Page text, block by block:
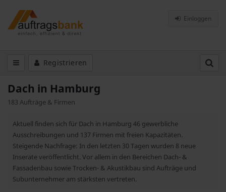
Einloggen
Registrieren
Dach in Hamburg
183 Aufträge & Firmen
Aktuell finden sich für Dach in Hamburg 46 gewerbliche
Ausschreibungen und 137 Firmen mit freien Kapazitäten.
Steigende Nachfrage: In den letzten 30 Tagen wurden 8 neue
Inserate veröffentlicht. Vor allem in den Bereichen Dach- &
Fassadenbau sowie Trocken- & Akustikbau sind Aufträge und
Subunternehmer am stärksten vertreten.